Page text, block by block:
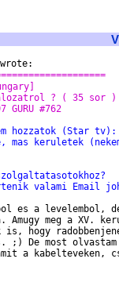
? ( 35 sor )
#762
hozzatok (Star tv):
keruletek
valami Email
es a levelembol,
meg a XV.
hogy
De most olvastam
a kabelteveken,